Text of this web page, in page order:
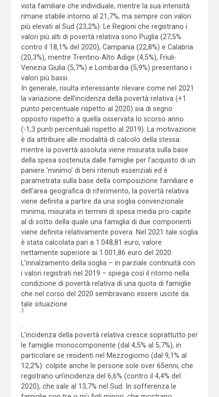
vista familiare che individuale, mentre la sua intensità
rimane stabile intorno al 21,7%, ma sempre con valori
più elevati al Sud (23,2%). Le Regioni che registrano i
valori più alti di povertà relativa sono Puglia (27,5%
contro il 18,1% del 2020), Campania (22,8%) e Calabria
(20,3%), mentre Trentino-Alto Adige (4,5%), Friuli-
Venezia Giulia (5,7%) e Lombardia (5,9%) presentano i
valori più bassi.
In generale, risulta interessante rilevare come nel 2021
la variazione dell’incidenza della povertà relativa (+1
punto percentuale rispetto al 2020) sia di segno
opposto rispetto a quella osservata lo scorso anno
(-1,3 punti percentuali rispetto al 2019). La motivazione
è da attribuire alle modalità di calcolo della stessa:
mentre la povertà assoluta viene misurata sulla base
della spesa sostenuta dalle famiglie per l’acquisto di un
paniere ‘minimo’ di beni ritenuti essenziali ed è
parametrata sulla base della composizione familiare e
dell’area geografica di riferimento, la povertà relativa
viene definita a partire da una soglia convenzionale
minima, misurata in termini di spesa media pro-capite
al di sotto della quale una famiglia di due componenti
viene definita relativamente povera. Nel 2021 tale soglia
è stata calcolata pari a 1.048,81 euro, valore
nettamente superiore ai 1.001,86 euro del 2020.
L’innalzamento della soglia – in parziale continuità con
i valori registrati nel 2019 – spiega così il ritorno nella
condizione di povertà relativa di una quota di famiglie
che nel corso del 2020 sembravano essere uscite da
tale situazione
3
L’incidenza della povertà relativa cresce soprattutto per
le famiglie monocomponente (dal 4,5% al 5,7%), in
particolare se residenti nel Mezzogiorno (dal 9,1% al
12,2%): colpite anche le persone sole over 65enni, che
registrano un’incidenza del 6,6% (contro il 4,4% del
2020), che sale al 13,7% nel Sud. In sofferenza le